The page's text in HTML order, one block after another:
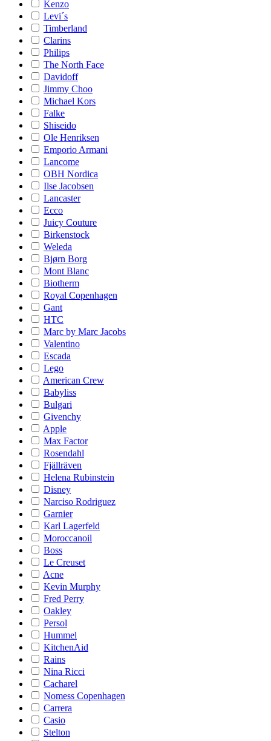
Kenzo
Levi´s
Timberland
Clarins
Philips
The North Face
Davidoff
Jimmy Choo
Michael Kors
Falke
Shiseido
Ole Henriksen
Emporio Armani
Lancome
OBH Nordica
Ilse Jacobsen
Lancaster
Ecco
Juicy Couture
Birkenstock
Weleda
Bjørn Borg
Mont Blanc
Biotherm
Royal Copenhagen
Gant
HTC
Marc by Marc Jacobs
Valentino
Escada
Lego
American Crew
Babyliss
Bulgari
Givenchy
Apple
Max Factor
Rosendahl
Fjällräven
Helena Rubinstein
Disney
Narciso Rodriguez
Garnier
Karl Lagerfeld
Moroccanoil
Boss
Le Creuset
Acne
Kevin Murphy
Fred Perry
Oakley
Persol
Hummel
KitchenAid
Rains
Nina Ricci
Cacharel
Nomess Copenhagen
Carrera
Casio
Stelton